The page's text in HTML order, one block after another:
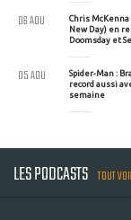
Chris McKenna
New Day) en
Doomsday et
06 AOU
Spider-Man :
record aussi
semaine
05 AOU
LES PODCASTS TOUT